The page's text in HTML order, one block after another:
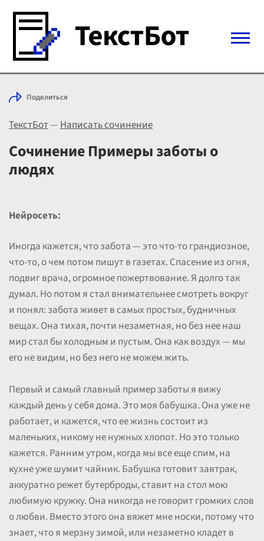
Войти с Telegram
Выбрать режим
Цены
Поделиться
ТекстБот—Написать сочинение
Сочинение Примеры заботы о
людях
Нейросеть:
Иногда кажется, что забота — это что-то грандиозное,
что-то, о чем потом пишут в газетах. Спасение из огня,
подвиг врача, огромное пожертвование. Я долго так
думал. Но потом я стал внимательнее смотреть вокруг
и понял: забота живет в самых простых, будничных
вещах. Она тихая, почти незаметная, но без нее наш
мир стал бы холодным и пустым. Она как воздух — мы
его не видим, но без него не можем жить.
Первый и самый главный пример заботы я вижу
каждый день у себя дома. Это моя бабушка. Она уже не
работает, и кажется, что ее жизнь состоит из
маленьких, никому не нужных хлопот. Но это только
кажется. Ранним утром, когда мы все еще спим, на
кухне уже шумит чайник. Бабушка готовит завтрак,
аккуратно режет бутерброды, ставит на стол мою
любимую кружку. Она никогда не говорит громких слов
о любви. Вместо этого она вяжет мне носки, потому что
знает, что я мерзну зимой, или незаметно кладет в